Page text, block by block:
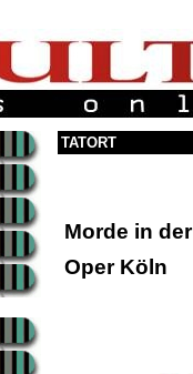
TATORT
Morde in der
Oper Köln